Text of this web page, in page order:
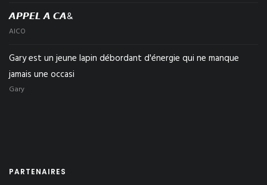
𝘼𝙋𝙋𝙀𝙇 𝘼 𝘾𝘼&
AICO
Gary est un jeune lapin débordant d'énergie qui ne manque
jamais une occasi
Gary
PARTENAIRES